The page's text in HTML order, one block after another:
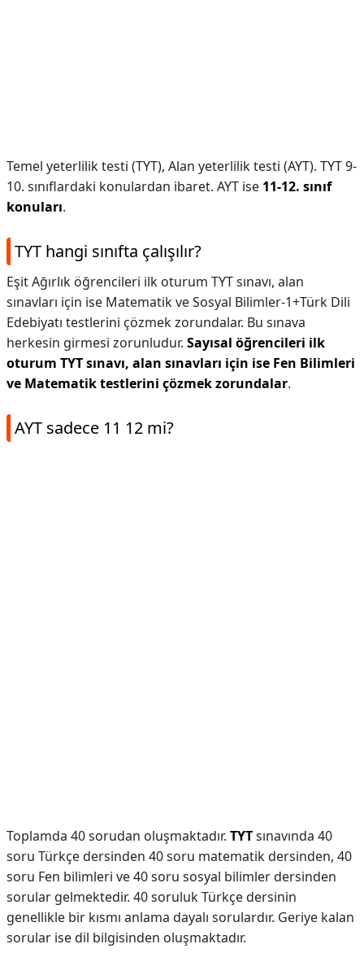
Temel yeterlilik testi (TYT), Alan yeterlilik testi (AYT). TYT 9-
10. sınıflardaki konulardan ibaret. AYT ise 11-12. sınıf
konuları.
TYT hangi sınıfta çalışılır?
Eşit Ağırlık öğrencileri ilk oturum TYT sınavı, alan
sınavları için ise Matematik ve Sosyal Bilimler-1+Türk Dili
Edebiyatı testlerini çözmek zorundalar. Bu sınava
herkesin girmesi zorunludur. Sayısal öğrencileri ilk
oturum TYT sınavı, alan sınavları için ise Fen Bilimleri
ve Matematik testlerini çözmek zorundalar.
AYT sadece 11 12 mi?
Toplamda 40 sorudan oluşmaktadır. TYTsınavında 40
soru Türkçe dersinden 40 soru matematik dersinden, 40
soru Fen bilimleri ve 40 soru sosyal bilimler dersinden
sorular gelmektedir. 40 soruluk Türkçe dersinin
genellikle bir kısmı anlama dayalı sorulardır. Geriye kalan
sorular ise dil bilgisinden oluşmaktadır.